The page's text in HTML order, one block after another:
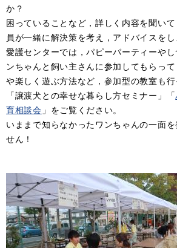
か？
困っていることなど，詳しく内容を聞い
員が一緒に解決策を考え，アドバイスをし
愛護センターでは，パピーパーティーや
ンちゃんと飼い主さんに参加してもらっ
や楽しく遊ぶ方法など，参加型の教室も
「譲渡犬との幸せな暮らし方セミナー」「
育相談会 」をご覧ください。
いままで知らなかったワンちゃんの一面
せん！